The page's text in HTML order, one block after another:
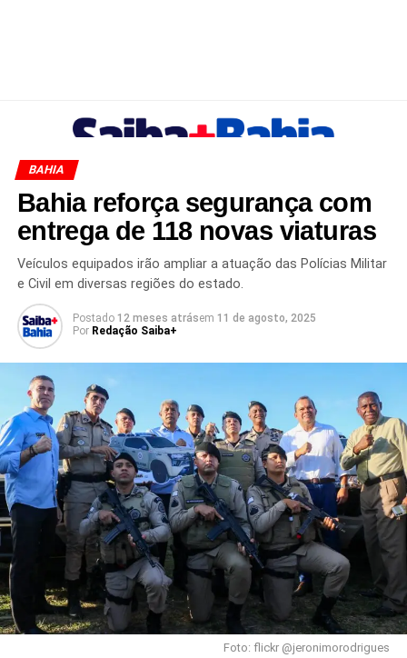
BAHIA
Bahia reforça segurança com
entrega de 118 novas viaturas
Veículos equipados irão ampliar a atuação das Polícias Militar
e Civil em diversas regiões do estado.
Postado 12 meses atrásem 11 de agosto, 2025
Por Redação Saiba+
Foto: flickr @jeronimorodrigues